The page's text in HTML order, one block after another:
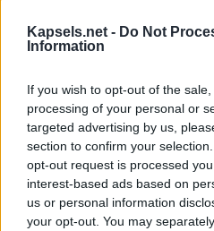
Kapsels.net - Do Not
Information
If you wish to opt-out of the
processing of your personal or
targeted advertising by us,
section to confirm your
opt-out request is processed
interest-based ads based on
us or personal information
your opt-out. You may
De styling versterkt de
verder. De langere stukken
met precies genoeg product om
natuurlijke textuur behouden
afwerking geeft het kapsel zijn
zijkanten blijven netjes kort
creëert en de totale look